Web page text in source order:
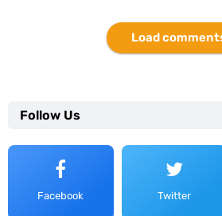
Load
Follow Us
Facebook Twitter